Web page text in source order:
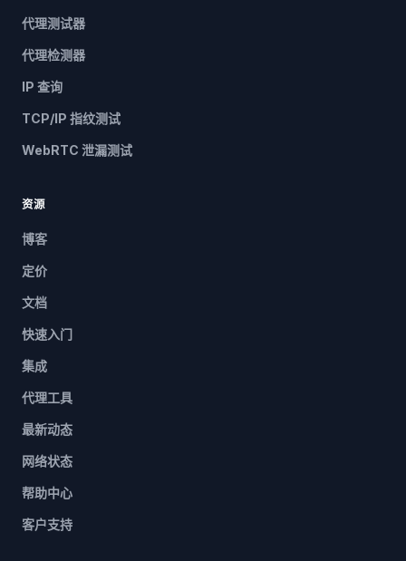
代理测试器
代理检测器
IP 查询
TCP/IP 指纹测试
WebRTC 泄漏测试
资源
博客
定价
文档
快速入门
集成
代理工具
最新动态
网络状态
帮助中心
客户支持